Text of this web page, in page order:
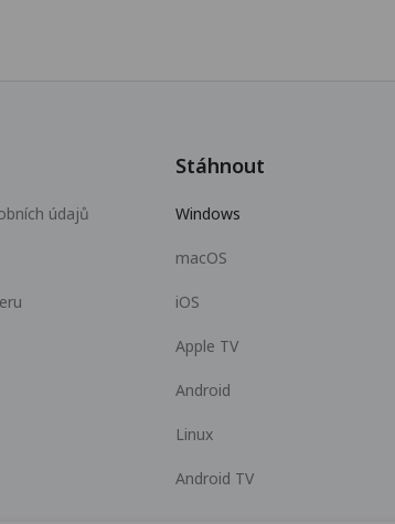
údajů
Stáhnout
Windows
macOS
iOS
Apple TV
Android
Linux
Android TV